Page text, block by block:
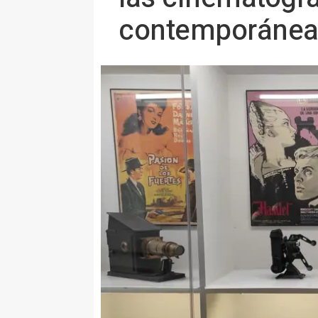
contemporánea